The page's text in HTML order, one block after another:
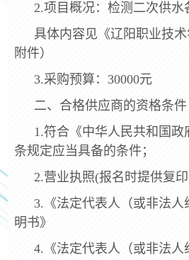
2.项目概况：检测二次供水
具体内容见《辽阳职业技术
附件）
3.采购预算：30000元
二、合格供应商的资格条件
1.符合《中华人民共和国
条规定应当具备的条件；
2.营业执照(报名时提供复印
3.《法定代表人（或非法
明书》
4.《法定代表人（或非法